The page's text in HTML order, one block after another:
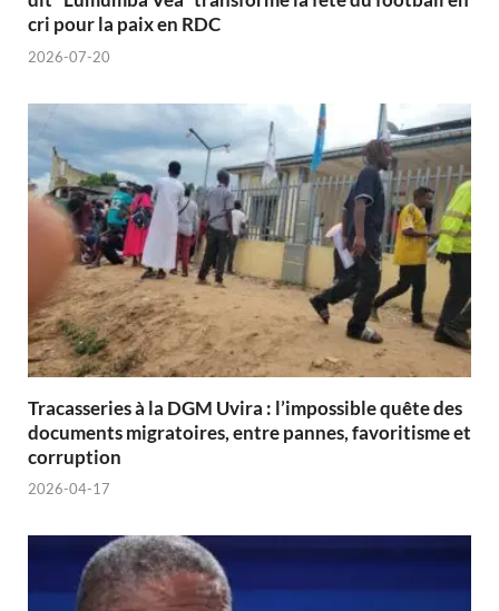
cri pour la paix en RDC
2026-07-20
Tracasseries à la DGM Uvira : l’impossible quête des
documents migratoires, entre pannes, favoritisme et
corruption
2026-04-17